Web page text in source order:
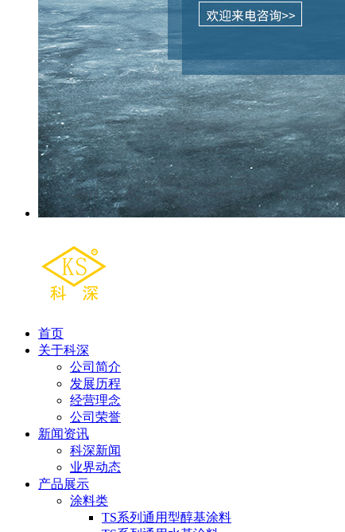
首页
关于科深
公司简介
发展历程
经营理念
公司荣誉
新闻资讯
科深新闻
业界动态
产品展示
涂料类
TS系列通用型醇基涂料